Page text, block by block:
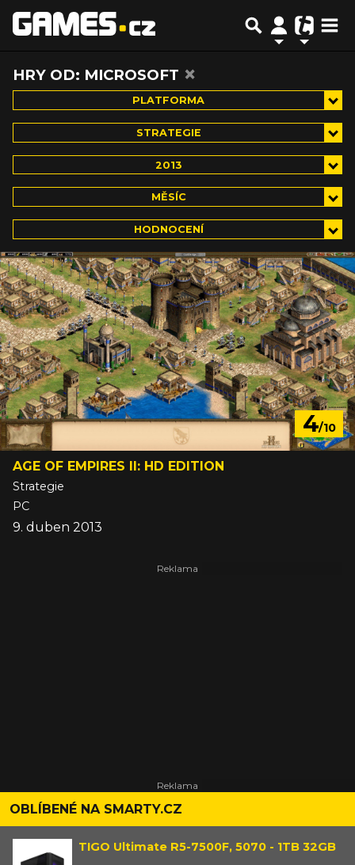
HRY OD: MICROSOFT ×
PLATFORMA
STRATEGIE
2013
MĚSÍC
HODNOCENÍ
4/10
AGE OF EMPIRES II: HD EDITION
Strategie
PC
9. duben 2013
OBLÍBENÉ NA SMARTY.CZ
TIGO Ultimate R5-7500F, 5070 - 1TB 32GB